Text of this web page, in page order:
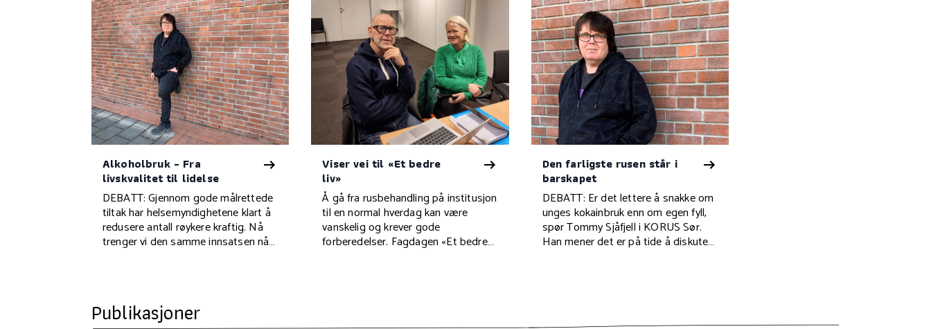
Alkoholbruk - Fra
livskvalitet til lidelse
DEBATT: Gjennom gode målrettede
tiltak har helsemyndighetene klart å
redusere antall røykere kraftig. Nå
trenger vi den samme innsatsen når
Viser vei til «Et bedre
liv»
Å gå fra rusbehandling på institusjon
til en normal hverdag kan være
vanskelig og krever gode
forberedelser. Fagdagen «Et bedre
Den farligste rusen står i
barskapet
DEBATT: Er det lettere å snakke om
unges kokainbruk enn om egen fyll,
spør Tommy Sjåfjell i KORUS Sør.
Han mener det er på tide å diskutere
Publikasjoner